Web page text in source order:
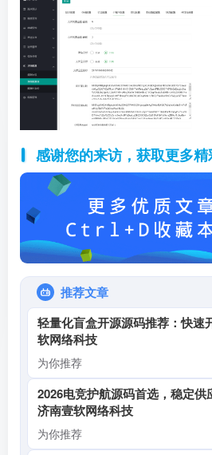
感谢您的来访，获取更多精
推荐文章
轻量化盲盒开源源码推荐：快速
软网络科技
为你推荐
2026电竞护航源码首选，稳定
济南壹软网络科技
为你推荐